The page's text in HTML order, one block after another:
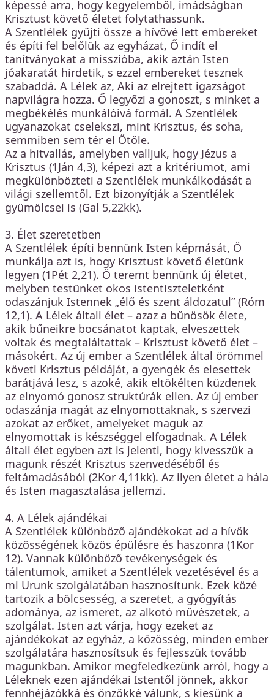
képessé arra, hogy kegyelemből, imádságban
Krisztust követő életet folytathassunk.
A Szentlélek gyűjti össze a hívővé lett embereket
és építi fel belőlük az egyházat, Ő indít el
tanítványokat a misszióba, akik aztán Isten
jóakaratát hirdetik, s ezzel embereket tesznek
szabaddá. A Lélek az, Aki az elrejtett igazságot
napvilágra hozza. Ő legyőzi a gonoszt, s minket a
megbékélés munkálóivá formál. A Szentlélek
ugyanazokat cselekszi, mint Krisztus, és soha,
semmiben sem tér el Őtőle.
Az a hitvallás, amelyben valljuk, hogy Jézus a
Krisztus (1Ján 4,3), képezi azt a kritériumot, ami
megkülönbözteti a Szentlélek munkálkodását a
világi szellemtől. Ezt bizonyítják a Szentlélek
gyümölcsei is (Gal 5,22kk).
3. Élet szeretetben
A Szentlélek építi bennünk Isten képmását, Ő
munkálja azt is, hogy Krisztust követő életünk
legyen (1Pét 2,21). Ő teremt bennünk új életet,
melyben testünket okos istentiszteletként
odaszánjuk Istennek „élő és szent áldozatul” (Róm
12,1). A Lélek általi élet – azaz a bűnösök élete,
akik bűneikre bocsánatot kaptak, elveszettek
voltak és megtaláltattak – Krisztust követő élet –
másokért. Az új ember a Szentlélek által örömmel
követi Krisztus példáját, a gyengék és elesettek
barátjává lesz, s azoké, akik eltökélten küzdenek
az elnyomó gonosz struktúrák ellen. Az új ember
odaszánja magát az elnyomottaknak, s szervezi
azokat az erőket, amelyeket maguk az
elnyomottak is készséggel elfogadnak. A Lélek
általi élet egyben azt is jelenti, hogy kivesszük a
magunk részét Krisztus szenvedéséből és
feltámadásából (2Kor 4,11kk). Az ilyen életet a hála
és Isten magasztalása jellemzi.
4. A Lélek ajándékai
A Szentlélek különböző ajándékokat ad a hívők
közösségének közös épülésre és haszonra (1Kor
12). Vannak különböző tevékenységek és
tálentumok, amiket a Szentlélek vezetésével és a
mi Urunk szolgálatában hasznosítunk. Ezek közé
tartozik a bölcsesség, a szeretet, a gyógyítás
adománya, az ismeret, az alkotó művészetek, a
szolgálat. Isten azt várja, hogy ezeket az
ajándékokat az egyház, a közösség, minden ember
szolgálatára hasznosítsuk és fejlesszük tovább
magunkban. Amikor megfeledkezünk arról, hogy a
Léleknek ezen ajándékai Istentől jönnek, akkor
fennhéjázókká és önzőkké válunk, s kiesünk a